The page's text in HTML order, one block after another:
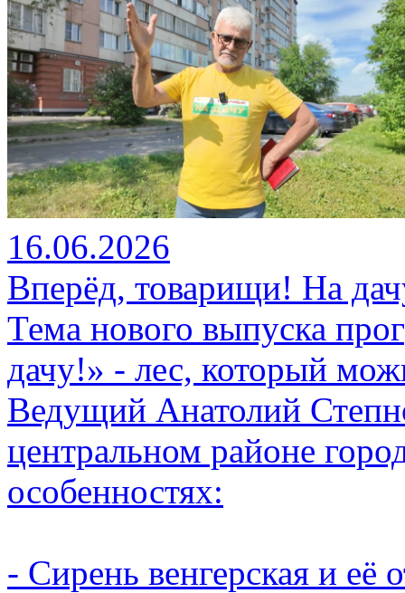
16.06.2026
Вперёд, товарищи! На
Тема нового выпуска
дачу!» - лес, который
Ведущий Анатолий
центральном районе
особенностях:
- Сирень венгерская и её